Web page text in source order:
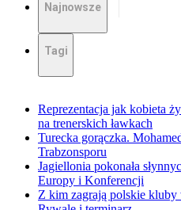
Najnowsze
Tagi
Reprezentacja jak kobieta
na trenerskich ławkach
Turecka gorączka.
Trabzonsporu
Jagiellonia pokonała
Europy i Konferencji
Z kim zagrają polskie kluby